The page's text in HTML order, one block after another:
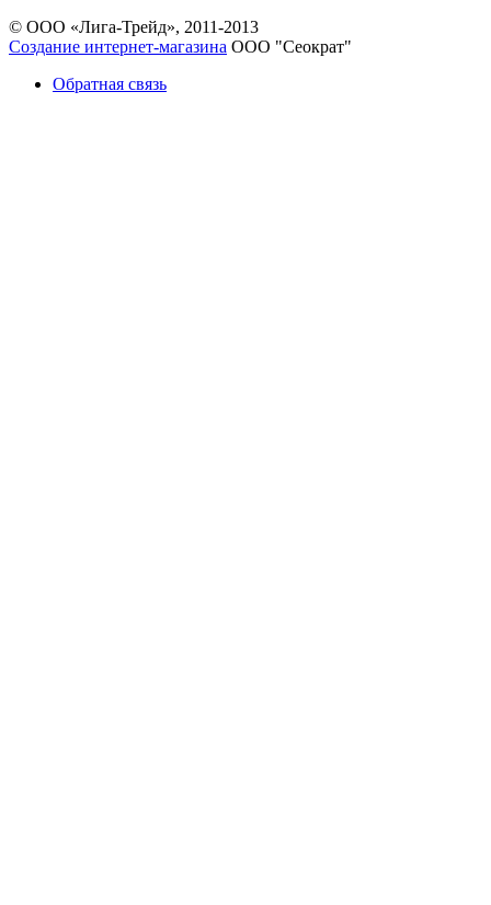
© ООО «Лига-Трейд», 2011-2013
Создание интернет-магазина ООО "Сеократ"
Обратная связь